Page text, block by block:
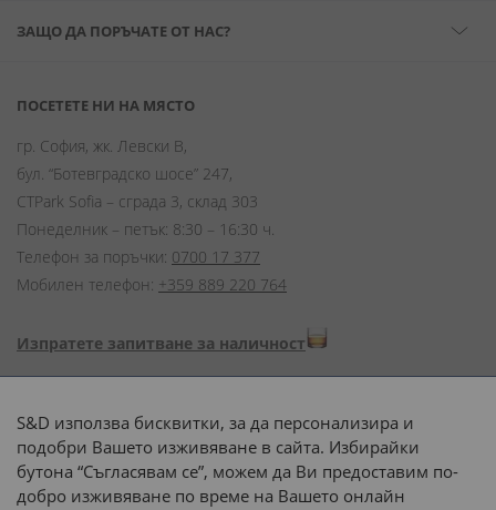
ЗАЩО ДА ПОРЪЧАТЕ ОТ НАС?
ПОСЕТЕТЕ НИ НА МЯСТО
гр. София, жк. Левски В,
бул. “Ботевградско шосе” 247,
CTPark Sofia – сграда 3, склад 303
Понеделник – петък: 8:30 – 16:30 ч.
Телефон за поръчки: 0700 17 377
Мобилен телефон: +359 889 220 764
Изпратете запитване за наличност
Начини на плащане:
S&D използва бисквитки, за да персонализира и
подобри Вашето изживяване в сайта. Избирайки
бутона “Съгласявам се”, можем да Ви предоставим по-
добро изживяване по време на Вашето онлайн